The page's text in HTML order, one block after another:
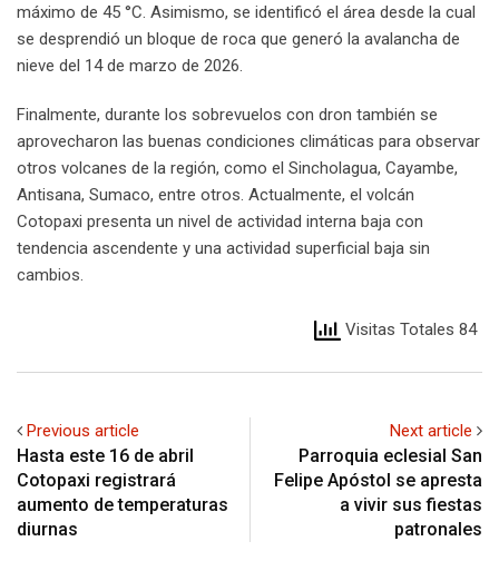
máximo de 45 °C. Asimismo, se identificó el área desde la cual
se desprendió un bloque de roca que generó la avalancha de
nieve del 14 de marzo de 2026.
Finalmente, durante los sobrevuelos con dron también se
aprovecharon las buenas condiciones climáticas para observar
otros volcanes de la región, como el Sincholagua, Cayambe,
Antisana, Sumaco, entre otros. Actualmente, el volcán
Cotopaxi presenta un nivel de actividad interna baja con
tendencia ascendente y una actividad superficial baja sin
cambios.
Visitas Totales 84
Previous article
Hasta este 16 de abril
Cotopaxi registrará
aumento de temperaturas
diurnas
Next article
Parroquia eclesial San
Felipe Apóstol se apresta
a vivir sus fiestas
patronales